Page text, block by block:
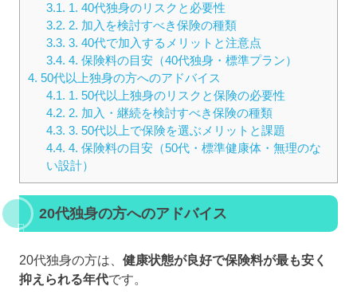
3.1. 1. 40代独身のリスクと必要性
3.2. 2. 加入を検討すべき保険の種類
3.3. 3. 40代で加入するメリットと注意点
3.4. 4. 保険料の目安（40代独身・標準プラン）
4. 50代以上独身の方へのアドバイス
4.1. 1. 50代以上独身のリスクと保険の必要性
4.2. 2. 加入・継続を検討すべき保険の種類
4.3. 3. 50代以上で保険を選ぶメリットと課題
4.4. 4. 保険料の目安（50代・標準健康体・無理のな
い設計）
20代独身の方へのアドバイス
20代独身の方は、 健康状態が良好で保険料が最も安く
抑えられる年代です。